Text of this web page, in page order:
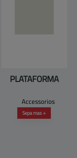
PLATAFORMA
Accessorios
Sepa mas +